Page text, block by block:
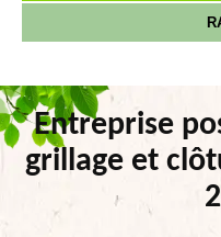
Entreprise
grillage et